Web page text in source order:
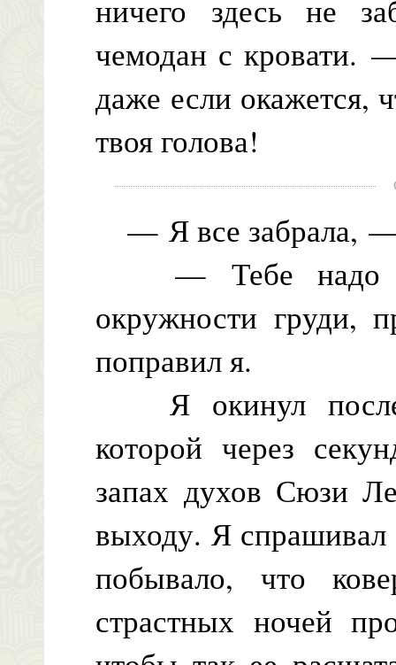
ничего здесь не
чемодан с кровати.
даже если окажется,
твоя голова!
— Я все забрала, —
— Тебе надо
окружности груди,
поправил я.
Я окинул
которой через
запах духов Сюзи
выходу. Я спрашивал
побывало, что
страстных ночей